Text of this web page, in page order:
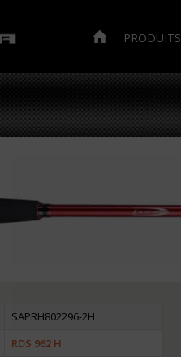
PRODUITS
SAPRH802296-2H
RDS 962 H